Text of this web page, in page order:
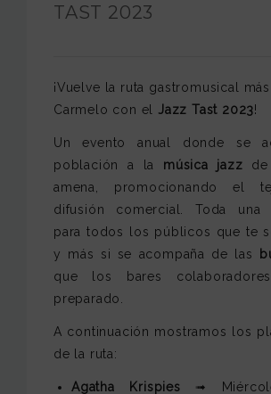
TAST 2023
¡Vuelve la ruta gastromusical
Carmelo con el Jazz Tast 2023!
Un evento anual donde se
población a la música jazz de
amena, promocionando el
difusión comercial. Toda una
para todos los públicos que te
y más si se acompaña de las
que los bares
preparado.
A continuación mostramos los
de la ruta:
Agatha Krispies ➟